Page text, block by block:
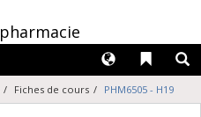
Liens
Langues
Fiches de cours PHM6505 - H19